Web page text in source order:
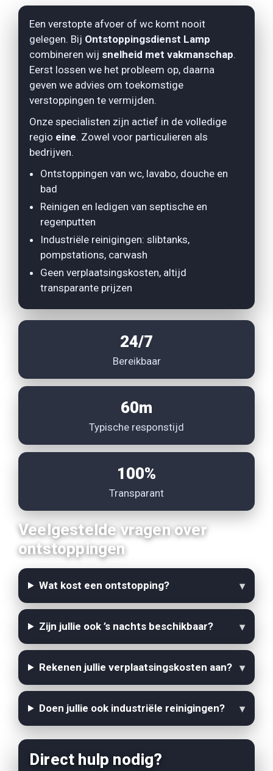
Een verstopte afvoer of wc komt nooit
gelegen. Bij Ontstoppingsdienst Lamp
combineren wij snelheid met vakmanschap.
Eerst lossen we het probleem op, daarna
geven we advies om toekomstige
verstoppingen te vermijden.
Onze specialisten zijn actief in de volledige
regio eine. Zowel voor particulieren als
bedrijven.
Ontstoppingen van wc, lavabo, douche en
bad
Reinigen en ledigen van septische en
regenputten
Industriële reinigingen: slibtanks,
pompstations, carwash
Geen verplaatsingskosten, altijd
transparante prijzen
24/7
Bereikbaar
60m
Typische responstijd
100%
Transparant
Veelgestelde vragen over
ontstoppingen
Wat kost een ontstopping?
Zijn jullie ook ’s nachts beschikbaar?
Rekenen jullie verplaatsingskosten aan?
Doen jullie ook industriële reinigingen?
Direct hulp nodig?